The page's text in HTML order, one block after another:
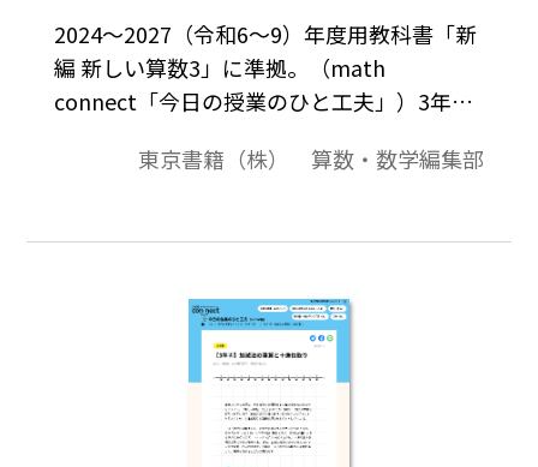
2024～2027（令和6～9）年度用教科書「新
編 新しい算数3」に準拠。（math
connect「今日の授業のひと工夫」）3年上
第5時までに3位数の加減筆算を学習しま
振り返って「4桁の数になっても、同じよう
える児童の姿を例示しています。本単元での
学習を基にして、児童自らの力で学習の計
画を立てて、4位数の加減法の筆算の仕方を
考え、説明させたいですね。
東京書籍（株） 算数・数学編集部